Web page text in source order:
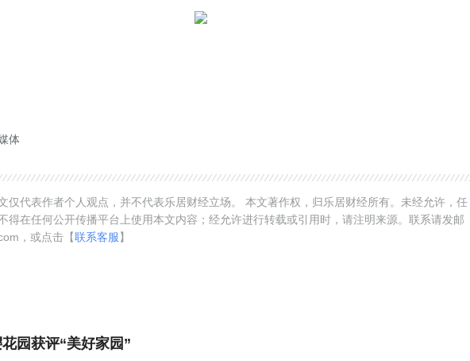
体
仅代表作者个人观点，并不代表乐居财经立场。 本文著作权，归乐居财经所有。未经允许，任
得在任何公开传播平台上使用本文内容；经允许进行转载或引用时，请注明来源。联系请发邮
，或点击【联系客服】
园获评“美好家园”